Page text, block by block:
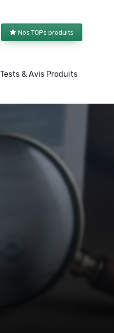
Nos TOPs produits
Tests & Avis Produits